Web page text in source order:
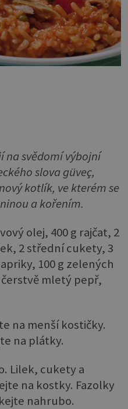
na svědomí výbojní
slova güveç,
kotlík, ve kterém se
a kořením.
olej, 400 g rajčat, 2
2 střední cukety, 3
100 g zelených
mletý pepř,
na menší kostičky.
na plátky.
Lilek, cukety a
na kostky. Fazolky
nahrubo.